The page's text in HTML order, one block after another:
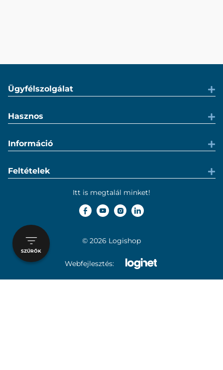
SZŰRŐK
Ügyfélszolgálat
Hasznos
Információ
Feltételek
Itt is megtalál minket!
© 2026 Logishop
Webfejlesztés: